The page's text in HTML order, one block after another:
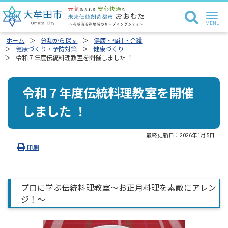
ホーム 分類から探す
健康・福祉・介護
健康づくり・予防対策
健康づくり
令和７年度伝統料理教室を開催しました ！
令和７年度伝統料理教室を開催
しました ！
最終更新日：2026年1月5日
印刷
プロに学ぶ伝統料理教室～お正月料理を素敵にアレン
ジ！～